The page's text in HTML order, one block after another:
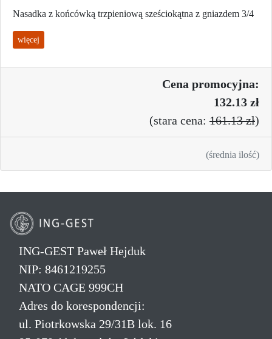
Nasadka z końcówką trzpieniową sześciokątna z gniazdem 3/4
więcej
Cena promocyjna:
132.13 zł
(stara cena: 161.13 zł)
(średnia ilość)
ING-GEST Paweł Hejduk
NIP: 8461219255
NATO CAGE 999CH
Adres do korespondencji:
ul. Piotrkowska 29/31B lok. 16